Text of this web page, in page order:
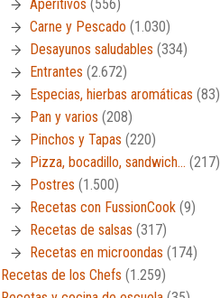
Aperitivos (556)
Carne y Pescado (1.030)
Desayunos saludables (334)
Entrantes (2.672)
Especias, hierbas aromáticas (83)
Pan y varios (208)
Pinchos y Tapas (220)
Pizza, bocadillo, sandwich… (217)
Postres (1.500)
Recetas con FussionCook (9)
Recetas de salsas (317)
Recetas en microondas (174)
Recetas de los Chefs (1.259)